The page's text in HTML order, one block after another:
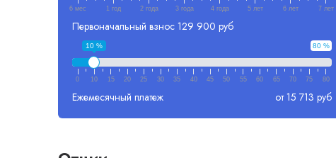
6 мес 1 год 2 года 3 года 4 года 5 лет 6 лет 7 лет
Первоначальный взнос 129 900 руб
80 %
10 %
0 10 15 20 25 30 35 40 45 50 55 60 65 70 75 80
Ежемесячный платеж от 15 713 руб